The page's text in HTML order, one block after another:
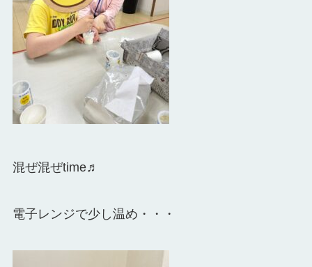
混ぜ混ぜtime♬
電子レンジで少し温め・・・